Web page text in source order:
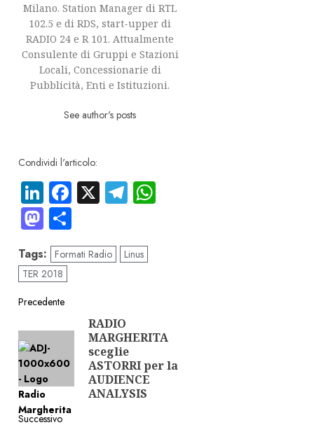
Milano. Station Manager di RTL
102.5 e di RDS, start-upper di
RADIO 24 e R 101. Attualmente
Consulente di Gruppi e Stazioni
Locali, Concessionarie di
Pubblicità, Enti e Istituzioni.
See author's posts
Condividi l'articolo:
LinkedIn
Facebook
X Telegram
Mastodon
Tags: Formati Radio
Linus
TER 2018
Navigazione
articolo
Precedente
precedente:
RADIO
MARGHERITA
sceglie
ASTORRI per la
AUDIENCE
ANALYSIS
Successivo